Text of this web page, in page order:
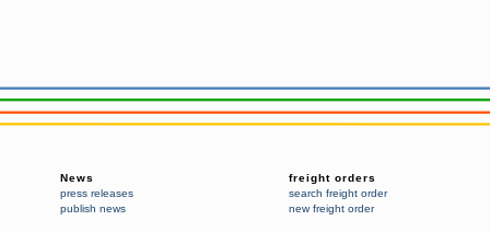
News
press releases
publish news
freight orders
search freight order
new freight order